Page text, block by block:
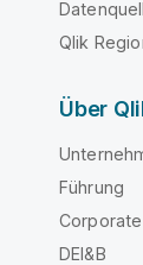
Qlik
Über
Führung
DEI&B